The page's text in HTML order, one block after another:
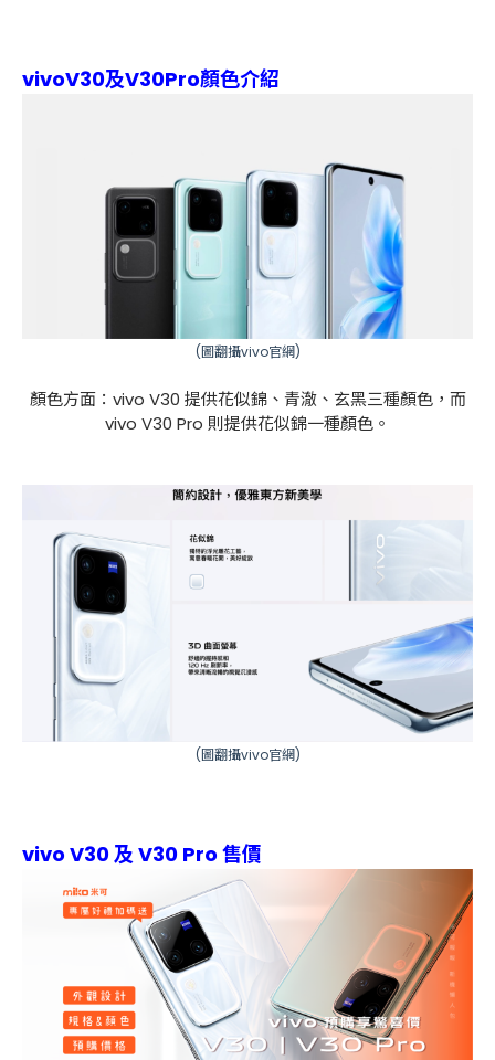
vivoV30及V30Pro顏色介紹
(圖翻攝vivo官網)
顏色方面：vivo V30 提供花似錦、青澈、玄黑三種顏色，而
vivo V30 Pro 則提供花似錦一種顏色。
(圖翻攝vivo官網)
vivo V30 及 V30 Pro 售價